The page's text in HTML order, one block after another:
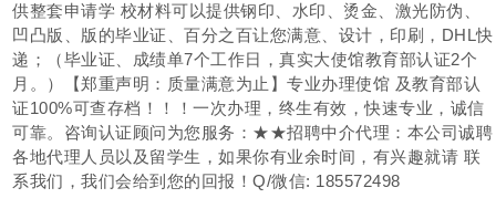
供整套申请学 校材料可以提供钢印、水印、烫金、激光防伪、
凹凸版、版的毕业证、百分之百让您满意、设计，印刷，DHL快
递；（毕业证、成绩单7个工作日，真实大使馆教育部认证2个
月。）【郑重声明：质量满意为止】专业办理使馆 及教育部认
证100%可查存档！！！一次办理，终生有效，快速专业，诚信
可靠。咨询认证顾问为您服务：★★招聘中介代理：本公司诚聘
各地代理人员以及留学生，如果你有业余时间，有兴趣就请 联
系我们，我们会给到您的回报！Q/微信: 185572498